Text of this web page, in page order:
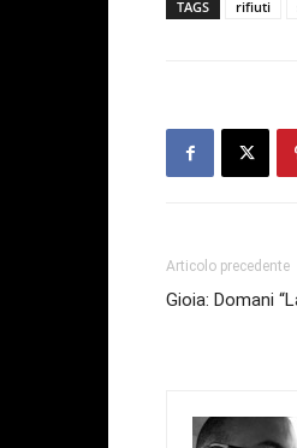
TAGS rifiuti
Articolo precedente
Gioia: Domani